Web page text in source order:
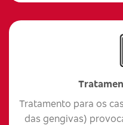
Tratamento para os
das gengivas)